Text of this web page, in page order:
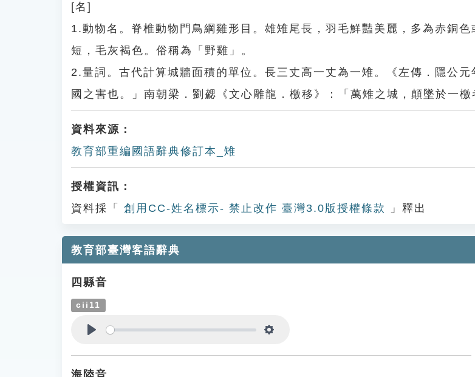
[名]
1.動物名。脊椎動物門鳥綱雞形目。雄雉尾長，羽毛鮮豔美麗，多為赤銅色
短，毛灰褐色。俗稱為「野雞」。
2.量詞。古代計算城牆面積的單位。長三丈高一丈為一雉。《左傳．隱公元
國之害也。」南朝梁．劉勰《文心雕龍．檄移》：「萬雉之城，顛墜於一檄
資料來源：
教育部重編國語辭典修訂本_雉
授權資訊：
資料採「
創用CC-姓名標示- 禁止改作 臺灣3.0版授權條款 」釋出
教育部臺灣客語辭典
四縣音
cii11
海陸音